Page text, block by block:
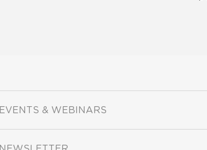
EVENTS & WEBINARS